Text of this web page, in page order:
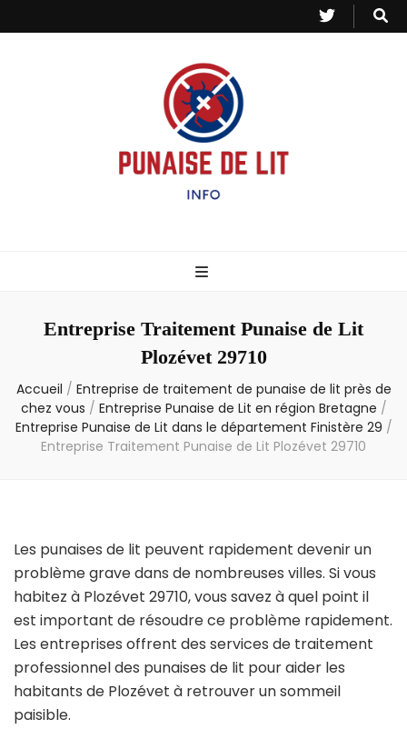
– Info
Entreprise Traitement Punaise de Lit
Plozévet 29710
Accueil / Entreprise de traitement de punaise de lit près de
chez vous / Entreprise Punaise de Lit en région Bretagne /
Entreprise Punaise de Lit dans le département Finistère 29 /
Entreprise Traitement Punaise de Lit Plozévet 29710
Les punaises de lit peuvent rapidement devenir un
problème grave dans de nombreuses villes. Si vous
habitez à Plozévet 29710, vous savez à quel point il
est important de résoudre ce problème rapidement.
Les entreprises offrent des services de traitement
professionnel des punaises de lit pour aider les
habitants de Plozévet à retrouver un sommeil
paisible.